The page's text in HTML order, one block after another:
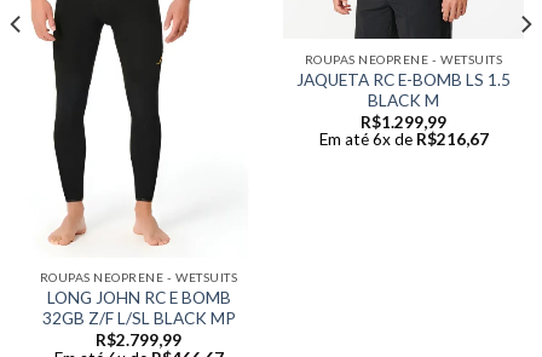
ROUPAS NEOPRENE - WETSUITS
LONG JOHN RC E BOMB
32GB Z/F L/SL BLACK MP
R$2.799,99
ROUPAS NEOPRENE - WETSUITS
JAQUETA RC E-BOMB LS 1.5
BLACK M
R$1.299,99
Em até 6x de R$216,67